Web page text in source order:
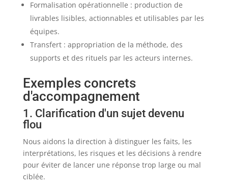
Formalisation opérationnelle : production de
livrables lisibles, actionnables et utilisables par les
équipes.
Transfert : appropriation de la méthode, des
supports et des rituels par les acteurs internes.
Exemples concrets
d'accompagnement
1. Clarification d'un sujet devenu
flou
Nous aidons la direction à distinguer les faits, les
interprétations, les risques et les décisions à rendre
pour éviter de lancer une réponse trop large ou mal
ciblée.